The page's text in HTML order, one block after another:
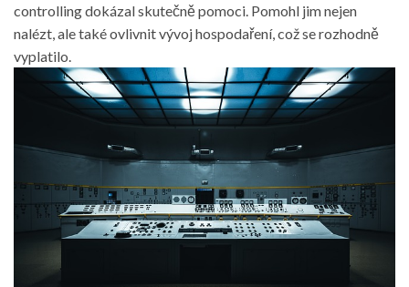
controlling dokázal skutečně pomoci. Pomohl jim nejen
nalézt, ale také ovlivnit vývoj hospodaření, což se rozhodně
vyplatilo.